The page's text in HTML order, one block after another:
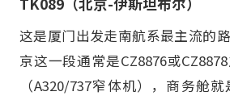
这是厦门出发走南航系最主流的
京这一段通常是CZ8876或
（A320/737窄体机），商务舱